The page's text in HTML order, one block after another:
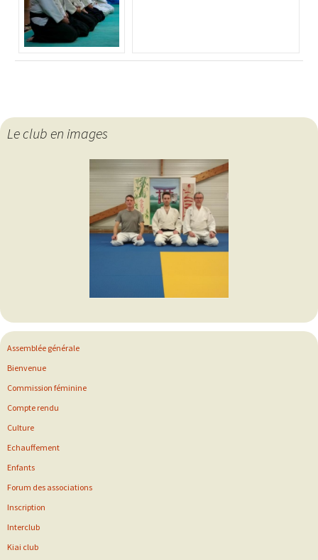
Le club en images
Assemblée générale
Bienvenue
Commission féminine
Compte rendu
Culture
Echauffement
Enfants
Forum des associations
Inscription
Interclub
Kiai club